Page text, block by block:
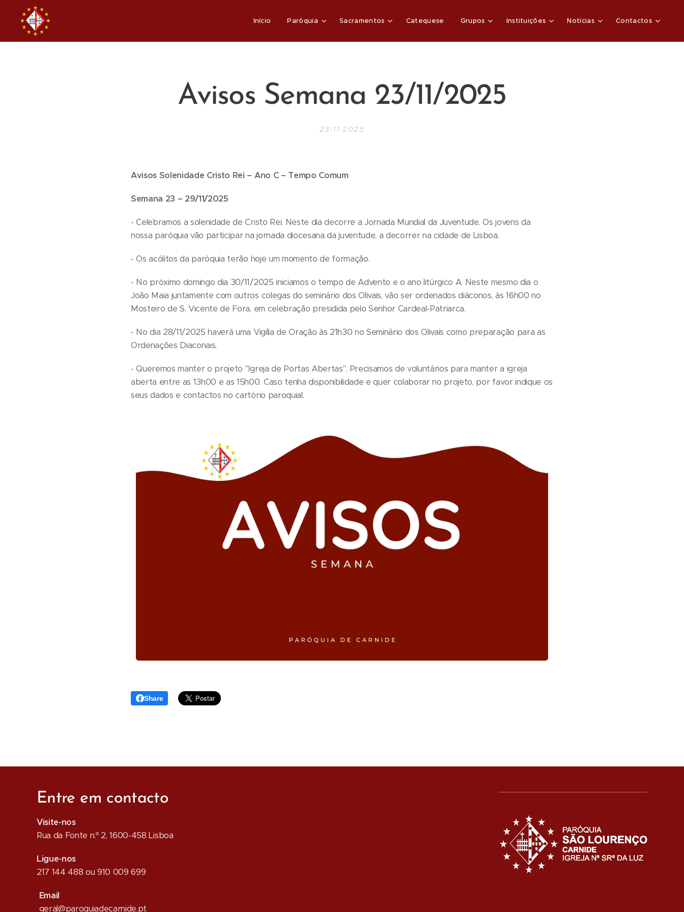
Início Paróquia Sacramentos Catequese Grupos Instituições Notícias Contactos
Avisos Semana 23/11/2025
23-11-2025
Avisos Solenidade Cristo Rei – Ano C – Tempo Comum
Semana 23 – 29/11/2025
- Celebramos a solenidade de Cristo Rei. Neste dia decorre a Jornada Mundial da Juventude. Os jovens da
nossa paróquia vão participar na jornada diocesana da juventude, a decorrer na cidade de Lisboa.
- Os acólitos da paróquia terão hoje um momento de formação.
- No próximo domingo dia 30/11/2025 iniciamos o tempo de Advento e o ano litúrgico A. Neste mesmo dia o
João Maia juntamente com outros colegas do seminário dos Olivais, vão ser ordenados diáconos, às 16h00 no
Mosteiro de S. Vicente de Fora, em celebração presidida pelo Senhor Cardeal-Patriarca.
- No dia 28/11/2025 haverá uma Vigília de Oração às 21h30 no Seminário dos Olivais como preparação para as
Ordenações Diaconais.
- Queremos manter o projeto "Igreja de Portas Abertas". Precisamos de voluntários para manter a igreja
aberta entre as 13h00 e as 15h00. Caso tenha disponibilidade e quer colaborar no projeto, por favor indique os
seus dados e contactos no cartório paroquial.
Share
Entre em contacto
Visite-nos
Rua da Fonte n.º 2, 1600-458 Lisboa
Ligue-nos
217 144 488 ou 910 009 699
Email
geral@paroquiadecarnide.pt